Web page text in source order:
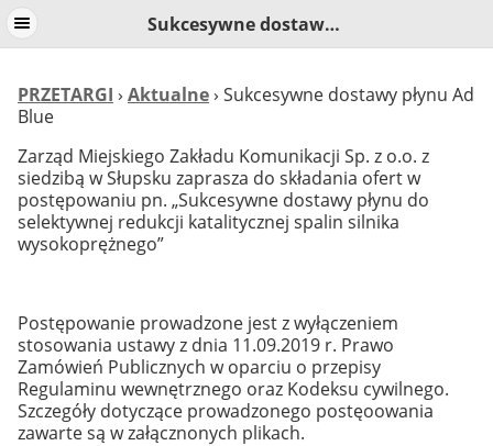
Sukcesywne dostawy płynu Ad Blue
PRZETARGI › Aktualne› Sukcesywne dostawy płynu Ad
Blue
Zarząd Miejskiego Zakładu Komunikacji Sp. z o.o. z
siedzibą w Słupsku zaprasza do składania ofert w
postępowaniu pn. „Sukcesywne dostawy płynu do
selektywnej redukcji katalitycznej spalin silnika
wysokoprężnego”
Postępowanie prowadzone jest z wyłączeniem
stosowania ustawy z dnia 11.09.2019 r. Prawo
Zamówień Publicznych w oparciu o przepisy
Regulaminu wewnętrznego oraz Kodeksu cywilnego.
Szczegóły dotyczące prowadzonego postęoowania
zawarte są w załącznonych plikach.